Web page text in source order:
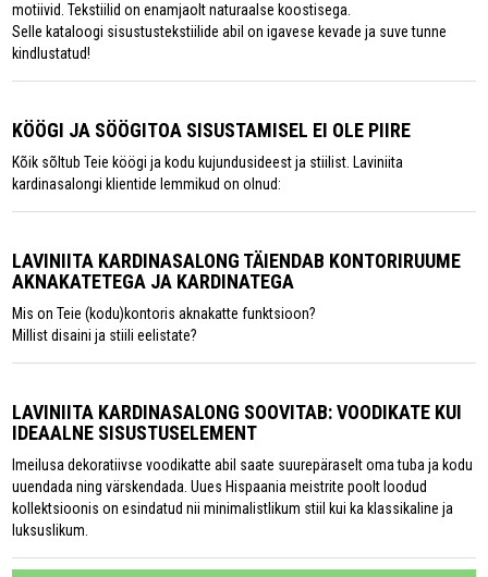
motiivid. Tekstiilid on enamjaolt naturaalse koostisega.
Selle kataloogi sisustustekstiilide abil on igavese kevade ja suve tunne
kindlustatud!
KÖÖGI JA SÖÖGITOA SISUSTAMISEL EI OLE PIIRE
Kõik sõltub Teie köögi ja kodu kujundusideest ja stiilist. Laviniita
kardinasalongi klientide lemmikud on olnud:
LAVINIITA KARDINASALONG TÄIENDAB KONTORIRUUME
AKNAKATETEGA JA KARDINATEGA
Mis on Teie (kodu)kontoris aknakatte funktsioon?
Millist disaini ja stiili eelistate?
LAVINIITA KARDINASALONG SOOVITAB: VOODIKATE KUI
IDEAALNE SISUSTUSELEMENT
Imeilusa dekoratiivse voodikatte abil saate suurepäraselt oma tuba ja kodu
uuendada ning värskendada. Uues Hispaania meistrite poolt loodud
kollektsioonis on esindatud nii minimalistlikum stiil kui ka klassikaline ja
luksuslikum.